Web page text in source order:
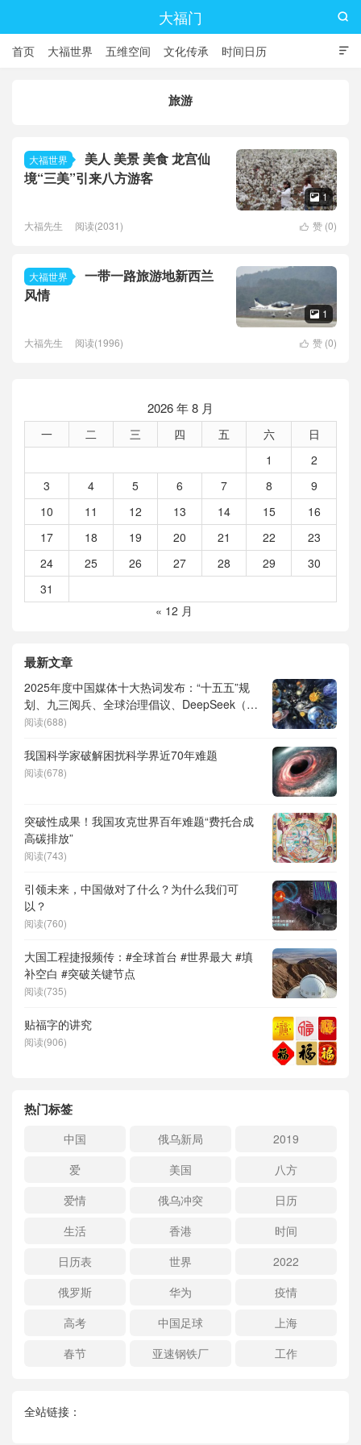
大福门

首页 大福世界 五维空间 文化传承 时间日历

旅游
大福世界
美人 美景 美食 龙宫仙
境“三美”引来八方游客
 1
 赞 (0)
大福先生 阅读(2031)
大福世界
一带一路旅游地新西兰
风情
 1
 赞 (0)
大福先生 阅读(1996)
2026 年 8 月
一 二 三 四 五 六
日
1
2
3
4 5 6 7 8
9
10
11 12 13 14 15
16
17
18 19 20 21 22
23
24
25 26 27 28 29
30
31
« 12 月
最新文章
2025年度中国媒体十大热词发布：“十五五”规
划、九三阅兵、全球治理倡议、DeepSeek（深
度求索）、人形机器人、苏超、票根经济、育
阅读(688)
我国科学家破解困扰科学界近70年难题
阅读(678)
突破性成果！我国攻克世界百年难题“费托合成
高碳排放”
阅读(743)
引领未来，中国做对了什么？为什么我们可
以？
阅读(760)
大国工程捷报频传：#全球首台 #世界最大 #填
补空白 #突破关键节点
阅读(735)
贴福字的讲究
阅读(906)
热门标签
中国 俄乌新局
2019
爱
美国
八方
爱情
俄乌冲突
日历
生活
香港
时间
日历表
世界
2022
俄罗斯
华为
疫情
高考
中国足球
上海
春节
亚速钢铁厂 工作
全站链接：